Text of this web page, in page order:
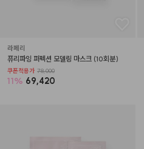
라페리
퓨리파잉 퍼펙션 모델링 마스크 (10회분)
쿠폰적용가 78,000
11% 69,420